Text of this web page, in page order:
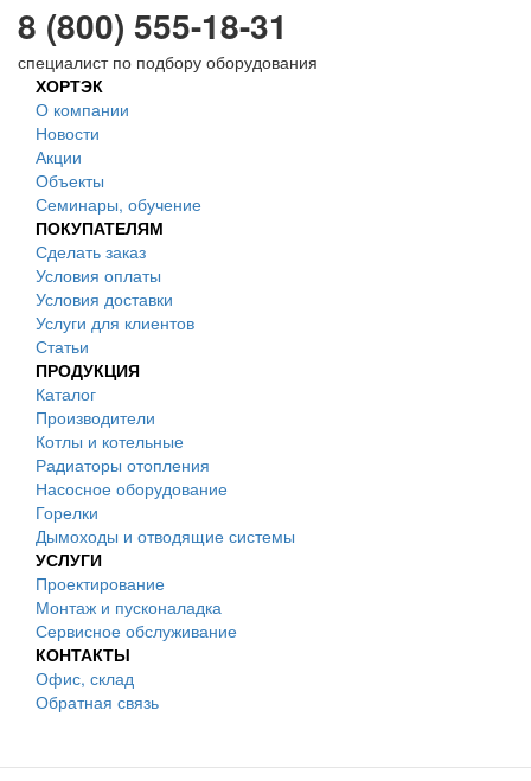
8 (800) 555-18-31
специалист по подбору оборудования
ХОРТЭК
О компании
Новости
Акции
Объекты
Семинары, обучение
ПОКУПАТЕЛЯМ
Сделать заказ
Условия оплаты
Условия доставки
Услуги для клиентов
Статьи
ПРОДУКЦИЯ
Каталог
Производители
Котлы и котельные
Радиаторы отопления
Насосное оборудование
Горелки
Дымоходы и отводящие системы
УСЛУГИ
Проектирование
Монтаж и пусконаладка
Сервисное обслуживание
КОНТАКТЫ
Офис, склад
Обратная связь